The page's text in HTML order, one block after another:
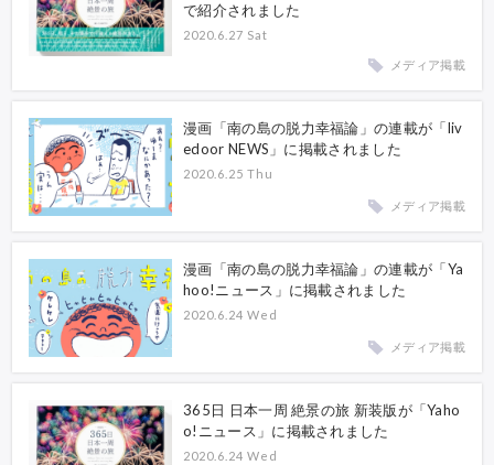
で紹介されました
2020.6.27 Sat
メディア掲載
漫画「南の島の脱力幸福論」の連載が「liv
edoor NEWS」に掲載されました
2020.6.25 Thu
メディア掲載
漫画「南の島の脱力幸福論」の連載が「Ya
hoo!ニュース」に掲載されました
2020.6.24 Wed
メディア掲載
365日 日本一周 絶景の旅 新装版が「Yaho
o!ニュース」に掲載されました
2020.6.24 Wed